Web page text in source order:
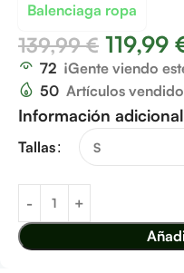
Balenciaga ropa
139,99€ 119,99
72 ¡Gente viendo
50 Artículos
Información adicional
Tallas